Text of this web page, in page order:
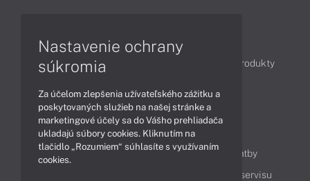
Články
Obchodné informácie
Produkty
Obsah
Ako nakupovať
Možnosti doručenia a platby
Cenník servisu
Nastavenie ochrany
súkromia
Za účelom zlepšenia užívateľského zážitku a
poskytovaných služieb na našej stránke a
marketingové účely sa do Vášho prehliadača
ukladajú súbory cookies. Kliknutím na
tlačidlo „Rozumiem“ súhlasíte s využívaním
cookies.